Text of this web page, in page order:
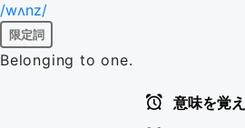
/wʌnz/
限定詞
Belonging to one.
意味を覚